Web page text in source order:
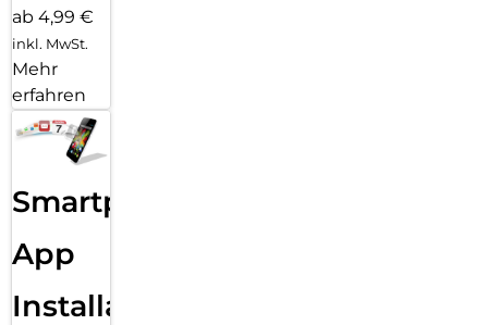
ab 4,99 €
inkl. MwSt.
Mehr
erfahren
Smartphone
App
Installation